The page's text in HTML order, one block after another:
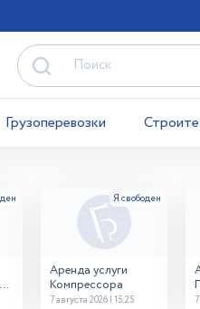
Грузоперевозки
Аренда услуги
Компрессора
7 августа 2026 | 15:25